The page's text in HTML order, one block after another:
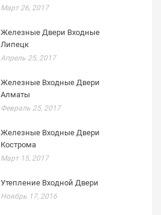
Март 26, 2017
Железные Двери Входные
Липецк
Апрель 25, 2017
Железные Входные Двери
Алматы
Февраль 25, 2017
Железные Входные Двери
Кострома
Март 15, 2017
Утепление Входной Двери
Ноябрь 17, 2016